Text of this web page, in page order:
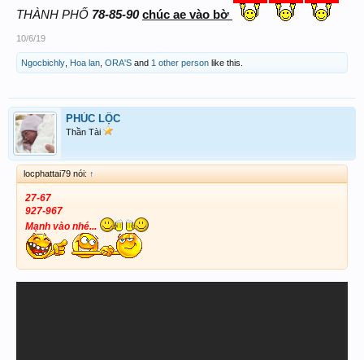
THÀNH PHỐ 78-85-90chúc ae vào bờ
10/6/19
Ngocbichly Hoa lan ORA'S and 1 other person like this.
PHÚC LỘC
Thần Tài
locphattai79 nói: ↑
27-67
927-967
Mạnh vào nhé...